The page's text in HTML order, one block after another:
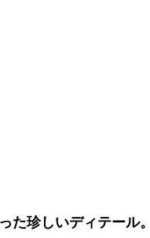
た珍しいディテール。